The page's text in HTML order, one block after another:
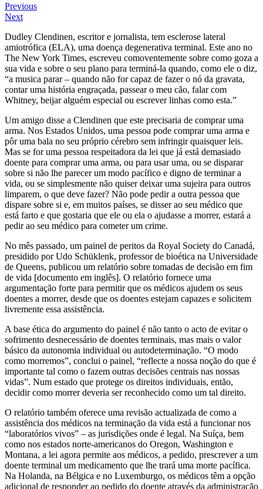
Previous
Next
Dudley Clendinen, escritor e jornalista, tem esclerose lateral
amiotrófica (ELA), uma doença degenerativa terminal. Este ano no
The New York Times, escreveu comoventemente sobre como goza a
sua vida e sobre o seu plano para terminá-la quando, como ele o diz,
“a musica parar – quando não for capaz de fazer o nó da gravata,
contar uma história engraçada, passear o meu cão, falar com
Whitney, beijar alguém especial ou escrever linhas como esta.”
Um amigo disse a Clendinen que este precisaria de comprar uma
arma. Nos Estados Unidos, uma pessoa pode comprar uma arma e
pôr uma bala no seu próprio cérebro sem infringir quaisquer leis.
Mas se for uma pessoa respeitadora da lei que já está demasiado
doente para comprar uma arma, ou para usar uma, ou se disparar
sobre si não lhe parecer um modo pacífico e digno de terminar a
vida, ou se simplesmente não quiser deixar uma sujeira para outros
limparem, o que deve fazer? Não pode pedir a outra pessoa que
dispare sobre si e, em muitos países, se disser ao seu médico que
está farto e que gostaria que ele ou ela o ajudasse a morrer, estará a
pedir ao seu médico para cometer um crime.
No mês passado, um painel de peritos da Royal Society do Canadá,
presidido por Udo Schüklenk, professor de bioética na Universidade
de Queens, publicou um relatório sobre tomadas de decisão em fim
de vida [documento em inglês]. O relatório fornece uma
argumentação forte para permitir que os médicos ajudem os seus
doentes a morrer, desde que os doentes estejam capazes e solicitem
livremente essa assistência.
A base ética do argumento do painel é não tanto o acto de evitar o
sofrimento desnecessário de doentes terminais, mas mais o valor
básico da autonomia individual ou autodeterminação. “O modo
como morremos”, conclui o painel, “reflecte a nossa noção do que é
importante tal como o fazem outras decisões centrais nas nossas
vidas”. Num estado que protege os direitos individuais, então,
decidir como morrer deveria ser reconhecido como um tal direito.
O relatório também oferece uma revisão actualizada de como a
assistência dos médicos na terminação da vida está a funcionar nos
“laboratórios vivos” – as jurisdições onde é legal. Na Suíça, bem
como nos estados norte-americanos do Oregon, Washington e
Montana, a lei agora permite aos médicos, a pedido, prescrever a um
doente terminal um medicamento que lhe trará uma morte pacífica.
Na Holanda, na Bélgica e no Luxemburgo, os médicos têm a opção
adicional de responder ao pedido do doente através da administração